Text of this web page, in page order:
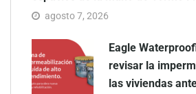
agosto 7, 2026
Eagle
revisar la
las viviendas